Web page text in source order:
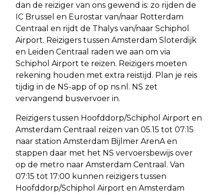
dan de reiziger van ons gewend is: zo rijden de
IC Brussel en Eurostar van/naar Rotterdam
Centraal en rijdt de Thalys van/naar Schiphol
Airport. Reizigers tussen Amsterdam Sloterdijk
en Leiden Centraal raden we aan om via
Schiphol Airport te reizen. Reizigers moeten
rekening houden met extra reistijd. Plan je reis
tijdig in de NS-app of op ns.nl. NS zet
vervangend busvervoer in.
Reizigers tussen Hoofddorp/Schiphol Airport en
Amsterdam Centraal reizen van 05.15 tot 07:15
naar station Amsterdam Bijlmer ArenA en
stappen daar met het NS vervoersbewijs over
op de metro naar Amsterdam Centraal. Van
07:15 tot 17:00 kunnen reizigers tussen
Hoofddorp/Schiphol Airport en Amsterdam